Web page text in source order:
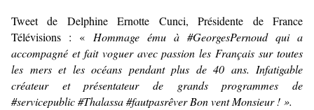
Tweet de Delphine Ernotte Cunci, Présidente de France
Télévisions : « Hommage ému à #GeorgesPernoud qui a
accompagné et fait voguer avec passion les Français sur toutes
les mers et les océans pendant plus de 40 ans. Infatigable
créateur et présentateur de grands programmes de
#servicepublic #Thalassa #fautpasrêver Bon vent Monsieur ! ».